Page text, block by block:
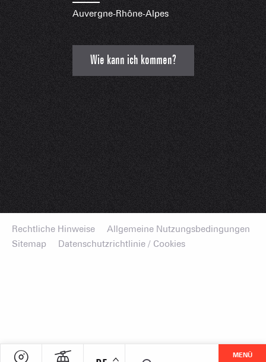
MENÜ
Auvergne-Rhône-Alpes
Wie kann ich kommen?
Rechtliche Hinweise
Allgemeine Nutzungsbedingungen
Sitemap
Datenschutzrichtlinie / Cookies